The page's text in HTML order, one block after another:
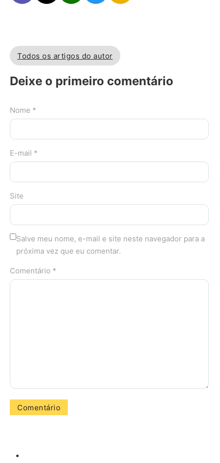
Todos os artigos do autor
Deixe o primeiro comentário
Nome *
E-mail *
Site
Salve meu nome, e-mail e site neste navegador para a
próxima vez que eu comentar.
Comentário *